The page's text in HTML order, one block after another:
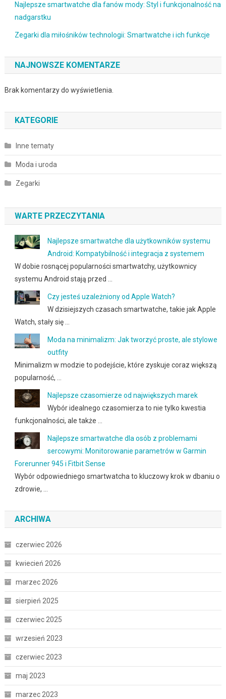
Najlepsze smartwatche dla fanów mody: Styl i funkcjonalność na
nadgarstku
Zegarki dla miłośników technologii: Smartwatche i ich funkcje
NAJNOWSZE KOMENTARZE
Brak komentarzy do wyświetlenia.
KATEGORIE
Inne tematy
Moda i uroda
Zegarki
WARTE PRZECZYTANIA
Najlepsze smartwatche dla użytkowników systemu
Android: Kompatybilność i integracja z systemem
W dobie rosnącej popularności smartwatchy, użytkownicy
systemu Android stają przed …
Czy jesteś uzależniony od Apple Watch?
W dzisiejszych czasach smartwatche, takie jak Apple
Watch, stały się …
Moda na minimalizm: Jak tworzyć proste, ale stylowe
outfity
Minimalizm w modzie to podejście, które zyskuje coraz większą
popularność, …
Najlepsze czasomierze od największych marek
Wybór idealnego czasomierza to nie tylko kwestia
funkcjonalności, ale także …
Najlepsze smartwatche dla osób z problemami
sercowymi: Monitorowanie parametrów w Garmin
Forerunner 945 i Fitbit Sense
Wybór odpowiedniego smartwatcha to kluczowy krok w dbaniu o
zdrowie, …
ARCHIWA
czerwiec 2026
kwiecień 2026
marzec 2026
sierpień 2025
czerwiec 2025
wrzesień 2023
czerwiec 2023
maj 2023
marzec 2023